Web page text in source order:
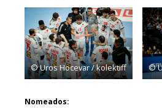
© Uros Hocevar / kolektiff ©
Nomeados: